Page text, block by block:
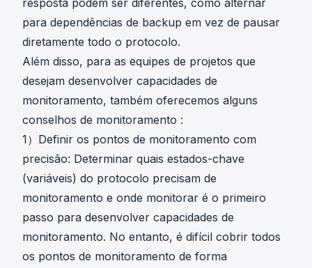
resposta podem ser diferentes, como alternar
para dependências de backup em vez de pausar
diretamente todo o protocolo.
Além disso, para as equipes de projetos que
desejam desenvolver capacidades de
monitoramento, também oferecemos alguns
conselhos de monitoramento :
1）Definir os pontos de monitoramento com
precisão: Determinar quais estados-chave
(variáveis) do protocolo precisam de
monitoramento e onde monitorar é o primeiro
passo para desenvolver capacidades de
monitoramento. No entanto, é difícil cobrir todos
os pontos de monitoramento de forma